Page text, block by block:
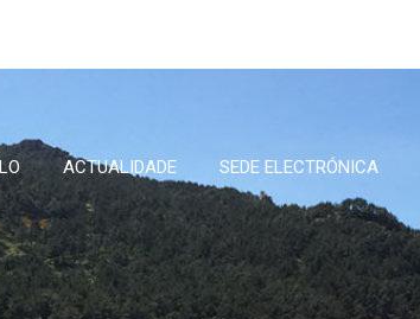
ACTUALIDADE SEDE ELECTRÓNICA